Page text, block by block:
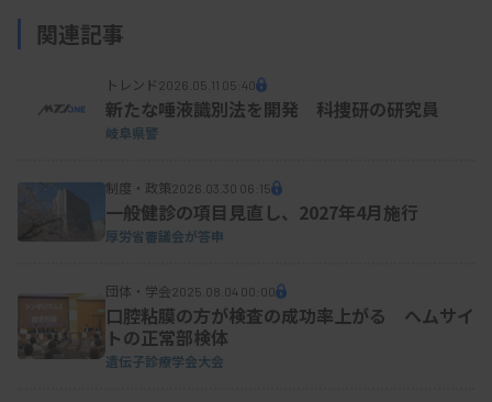
関連記事
トレンド 2026.05.11 05:40
新たな唾液識別法を開発 科捜研の研究員
岐阜県警
制度・政策2026.03.30 06:15
一般健診の項目見直し、2027年4月施行
厚労省審議会が答申
団体・学会2025.08.04 00:00
口腔粘膜の方が検査の成功率上がる ヘムサイ
トの正常部検体
遺伝子診療学会大会